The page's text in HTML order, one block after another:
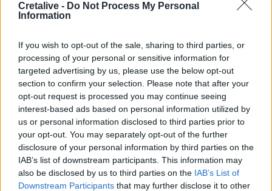
Cretalive - Do Not Process My Personal
Information
If you wish to opt-out of the sale, sharing to third parties, or
processing of your personal or sensitive information for
targeted advertising by us, please use the below opt-out
section to confirm your selection. Please note that after your
opt-out request is processed you may continue seeing
interest-based ads based on personal information utilized by
us or personal information disclosed to third parties prior to
your opt-out. You may separately opt-out of the further
disclosure of your personal information by third parties on the
IAB’s list of downstream participants. This information may
also be disclosed by us to third parties on the IAB’s List of
Downstream Participants that may further disclose it to other
21:56
21:43
Απίστευτο περιστατικό σε αγώνα μπέιζμπολ: Μπαστούνι
παίκτη εκτοξεύτηκε στις κερκίδες και τραυμάτισε θεατή
- Δείτε βίντεο
Γκουτέρες: Άμεσος τερματισμός των επιθέσεων κατά
αμάχων σε Ουκρανία και Ρωσία
21:26